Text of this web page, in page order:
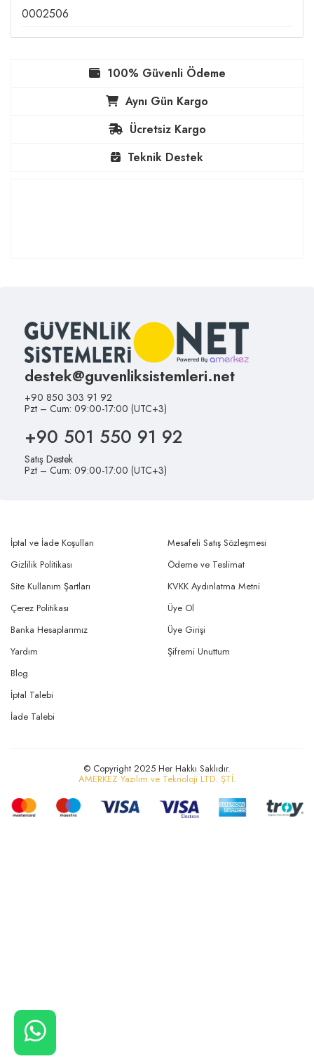
0002506
100% Güvenli Ödeme
Aynı Gün Kargo
Ücretsiz Kargo
Teknik Destek
destek@guvenliksistemleri.net
+90 850 303 91 92
Pzt – Cum: 09:00-17:00 (UTC+3)
+90 501 550 91 92
Satış Destek
Pzt – Cum: 09:00-17:00 (UTC+3)
İptal ve İade Koşulları
Gizlilik Politikası
Site Kullanım Şartları
Mesafeli Satış Sözleşmesi
Ödeme ve Teslimat
KVKK Aydınlatma Metni
Çerez Politikası
Banka Hesaplarımız
Yardım
Üye Ol
Üye Girişi
Şifremi Unuttum
Blog
İptal Talebi
İade Talebi
© Copyright 2025 Her Hakkı Saklıdır.
AMERKEZ Yazılım ve Teknoloji LTD. ŞTİ.